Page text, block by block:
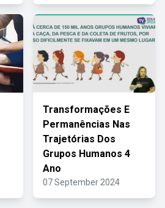
Transformações E
Permanências Nas
Trajetórias Dos
Grupos Humanos 4
Ano
07 September 2024